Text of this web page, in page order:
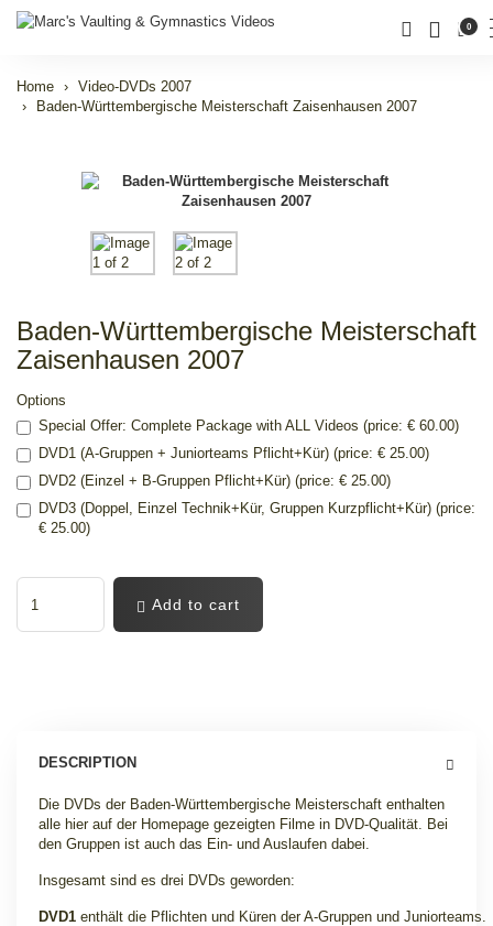
0
Home
Video-DVDs 2007
Baden-Württembergische Meisterschaft Zaisenhausen 2007
Baden-Württembergische Meisterschaft
Zaisenhausen 2007
Options
Special Offer: Complete Package with ALL Videos (price: € 60.00)
DVD1 (A-Gruppen + Juniorteams Pflicht+Kür) (price: € 25.00)
DVD2 (Einzel + B-Gruppen Pflicht+Kür) (price: € 25.00)
DVD3 (Doppel, Einzel Technik+Kür, Gruppen Kurzpflicht+Kür) (price:
€ 25.00)
Add to cart
DESCRIPTION
Die DVDs der Baden-Württembergische Meisterschaft enthalten
alle hier auf der Homepage gezeigten Filme in DVD-Qualität. Bei
den Gruppen ist auch das Ein- und Auslaufen dabei.
Insgesamt sind es drei DVDs geworden:
DVD1 enthält die Pflichten und Küren der A-Gruppen und Juniorteams.